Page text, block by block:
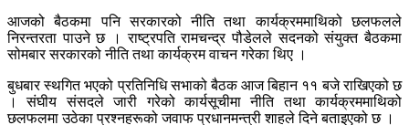
आजको बैठकमा पनि सरकारको नीति तथा कार्यक्रममाथिको छलफलले
निरन्तरता पाउने छ । राष्ट्रपति रामचन्द्र पौडेलले सदनको संयुक्त बैठकमा
सोमबार सरकारको नीति तथा कार्यक्रम वाचन गरेका थिए ।
बुधबार स्थगित भएको प्रतिनिधि सभाको बैठक आज बिहान ११ बजे राखिएको छ
। संघीय संसदले जारी गरेको कार्यसूचीमा नीति तथा कार्यक्रममाथिको
छलफलमा उठेका प्रश्नहरूको जवाफ प्रधानमन्त्री शाहले दिने बताइएको छ ।